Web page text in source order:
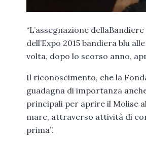
“L’assegnazione
dell’Expo 2015 bandiera blu
volta, dopo lo scorso anno,
Il riconoscimento, che la
guadagna di importanza
principali per aprire il Molise
mare, attraverso attività di
prima”.